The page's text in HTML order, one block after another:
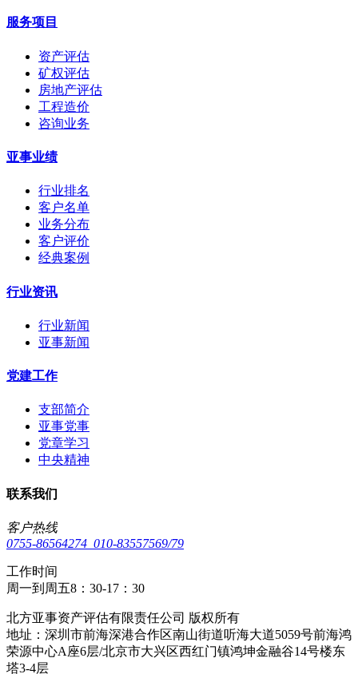
服务项目
资产评估
矿权评估
房地产评估
工程造价
咨询业务
亚事业绩
行业排名
客户名单
业务分布
客户评价
经典案例
行业资讯
行业新闻
亚事新闻
党建工作
支部简介
亚事党事
党章学习
中央精神
联系我们
客户热线
0755-86564274 010-83557569/79
工作时间
周一到周五8：30-17：30
北方亚事资产评估有限责任公司 版权所有
​地址：深圳市前海深港合作区南山街道听海大道5059号前海鸿
荣源中心A座6层/北京市大兴区西红门镇鸿坤金融谷14号楼东
塔3-4层